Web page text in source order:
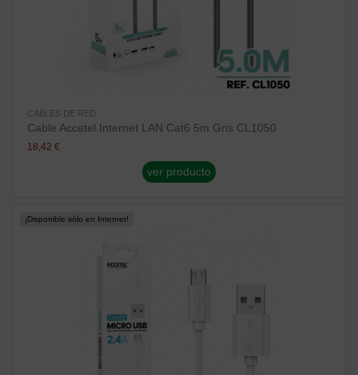
CABLES DE RED
Cable Accetel Internet LAN Cat6 5m Gris CL1050
18,42 €
ver producto
¡Disponible sólo en Internet!